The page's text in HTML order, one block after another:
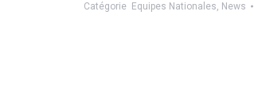
Catégorie Equipes Nationales, News